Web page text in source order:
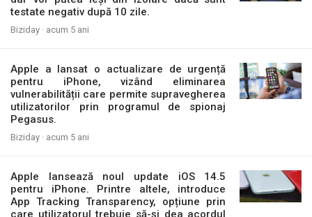
testate negativ după 10 zile.
Biziday · acum 5 ani
Apple a lansat o actualizare de urgență
pentru iPhone, vizând eliminarea
vulnerabilității care permite supravegherea
utilizatorilor prin programul de spionaj
Pegasus.
Biziday · acum 5 ani
Apple lansează noul update iOS 14.5
pentru iPhone. Printre altele, introduce
App Tracking Transparency, opțiune prin
care utilizatorul trebuie să-și dea acordul